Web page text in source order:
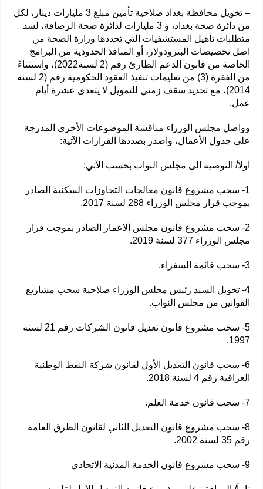
– تخويل محافظة بغداد صلاحية تأمين مبلغ 3 مليارات دينار، لكل
من دائرة صحة بغداد، و 3 مليارات لدائرة صحة الرصافة، لسد
متطلبات تأهيل المستشفيات التي تحددها وزارة الصحة من
اصل تخصيصات البترودولار، أو المنافذ الحدودية من البرامج
الخاصة من قانون الدعم الطارئ رقم (2 لسنة2022)، واستثناءً
من الفقرة (3) من تعليمات تنفيذ العقود الحكومية رقم (2 لسنة
2014)، مع تحديد سقف زمني للتمويل لا يتعدى عشرة أيام
عمل.
وواصل مجلس الوزراء مناقشة الموضوعات الأخرى المدرجة
على جدول الأعمال، واصدر بصددها القرارات الآتية:
اولاً/ التوصية الى مجلس النواب بحسب الآتي:
1- سحب مشروع قانون معالجات التجاوزات السكنية الصادر
بموجب قرار مجلس الوزراء 288 لسنة 2017.
2- سحب مشروع قانون مجلس الاعمار الصادر بموجب قرار
مجلس الوزراء 377 لسنة 2019.
3- سحب قائمة السفراء.
4- تخويل السيد رئيس مجلس الوزراء صلاحية سحب مشاريع
القوانين من مجلس النواب.
5- سحب مشروع قانون تعديل قانون الشركات رقم 21 لسنة
1997.
6- سحب قانون التعديل الأول لقانون شركة النفط الوطنية
العراقية رقم 4 لسنة 2018.
7- سحب قانون خدمة العلم.
8- سحب مشروع قانون التعديل الثاني لقانون الطرق العامة
رقم 35 لسنة 2002.
9- سحب مشروع قانون الخدمة المدنية الاتحادي